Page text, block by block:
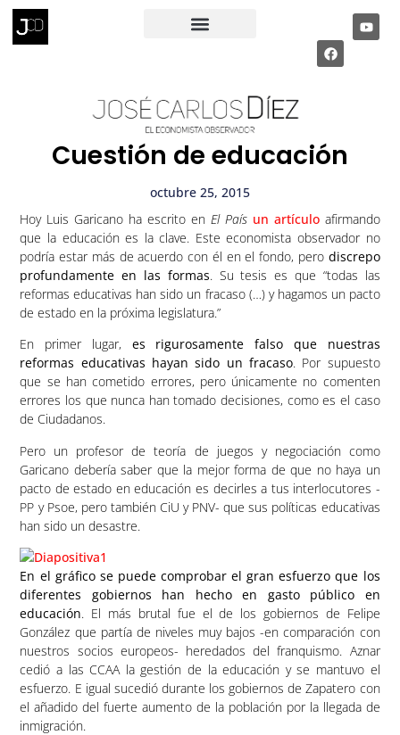
Cuestión de educación
octubre 25, 2015
Hoy Luis Garicano ha escrito en El País un artículoafirmando
que la educación es la clave. Este economista observador no
podría estar más de acuerdo con él en el fondo, pero discrepo
profundamente en las formas. Su tesis es que “todas las
reformas educativas han sido un fracaso (…) y hagamos un pacto
de estado en la próxima legislatura.”
En primer lugar, es rigurosamente falso que nuestras
reformas educativas hayan sido un fracaso. Por supuesto
que se han cometido errores, pero únicamente no comenten
errores los que nunca han tomado decisiones, como es el caso
de Ciudadanos.
Pero un profesor de teoría de juegos y negociación como
Garicano debería saber que la mejor forma de que no haya un
pacto de estado en educación es decirles a tus interlocutores -
PP y Psoe, pero también CiU y PNV- que sus políticas educativas
han sido un desastre.
En el gráfico se puede comprobar el gran esfuerzo que los
diferentes gobiernos han hecho en gasto público en
educación. El más brutal fue el de los gobiernos de Felipe
González que partía de niveles muy bajos -en comparación con
nuestros socios europeos- heredados del franquismo. Aznar
cedió a las CCAA la gestión de la educación y se mantuvo el
esfuerzo. E igual sucedió durante los gobiernos de Zapatero con
el añadido del fuerte aumento de la población por la llegada de
inmigración.